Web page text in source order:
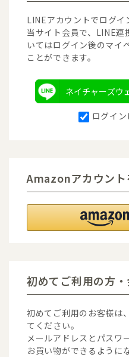
LINEアカウントでログイ
当サイト会員で、LINE
いてはログイン後のマイ
ことができます。
ネイチャーズウ
ログイ
Amazonアカウント
初めてご利用の方
初めてご利用のお客様は
てください。
メールアドレスとパスワ
お買い物ができるように